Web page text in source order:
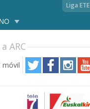
Liga ETE
ARC
móvil